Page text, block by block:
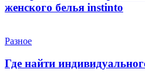
женского белья instinto
Разное
Где найти